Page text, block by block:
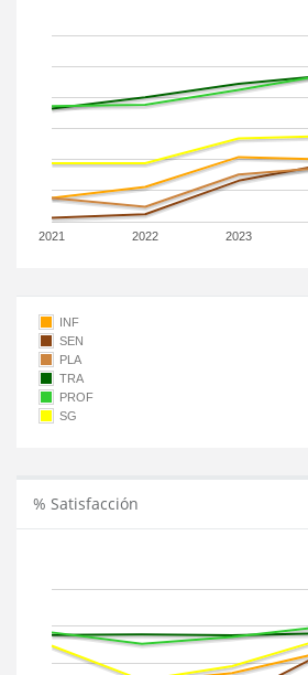
2021 2022 2023
INF
SEN
PLA
TRA
PROF
SG
% Satisfacción